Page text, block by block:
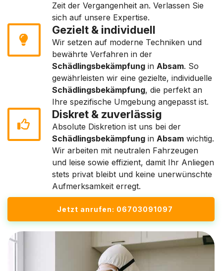
Zeit der Vergangenheit an. Verlassen Sie
sich auf unsere Expertise.
Gezielt & individuell
Wir setzen auf moderne Techniken und
bewährte Verfahren in der
Schädlingsbekämpfung in Absam. So
gewährleisten wir eine gezielte, individuelle
Schädlingsbekämpfung, die perfekt an
Ihre spezifische Umgebung angepasst ist.
Diskret & zuverlässig
Absolute Diskretion ist uns bei der
Schädlingsbekämpfung in Absam wichtig.
Wir arbeiten mit neutralen Fahrzeugen
und leise sowie effizient, damit Ihr Anliegen
stets privat bleibt und keine unerwünschte
Aufmerksamkeit erregt.
Jetzt anrufen: 06703091097